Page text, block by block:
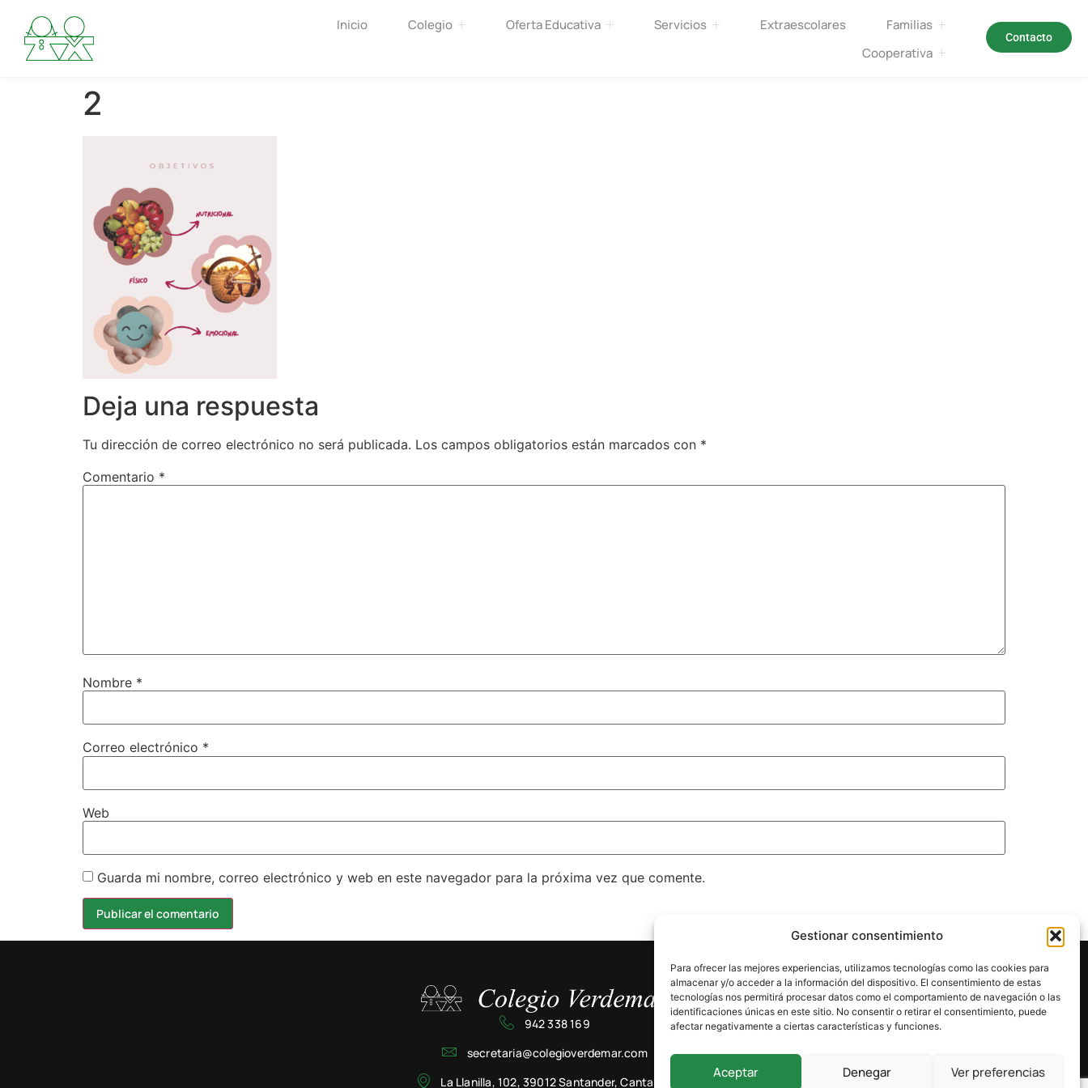
Gestionar consentimiento
Para ofrecer las mejores experiencias, utilizamos tecnologías como las cookies para
almacenar y/o acceder a la información del dispositivo. El consentimiento de estas
tecnologías nos permitirá procesar datos como el comportamiento de navegación o las
identificaciones únicas en este sitio. No consentir o retirar el consentimiento, puede
afectar negativamente a ciertas características y funciones.
Aceptar Denegar Ver preferencias
Inicio Colegio Oferta Educativa Servicios Extraescolares
Familias
Cooperativa
Contacto
2
Deja una respuesta
Tu dirección de correo electrónico no será publicada. Los campos obligatorios están marcados con *
Comentario *
Nombre *
Correo electrónico *
Web
Guarda mi nombre, correo electrónico y web en este navegador para la próxima vez que comente.
942 338 169
secretaria@colegioverdemar.com
La Llanilla, 102, 39012 Santander, Cantabria